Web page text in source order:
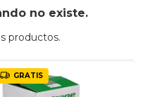
no existe.
productos.
GRATIS